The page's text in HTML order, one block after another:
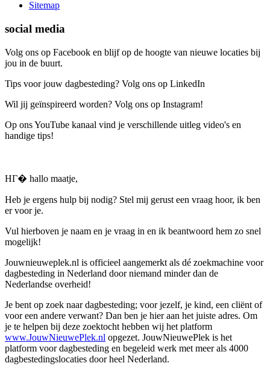
Sitemap
social media
Volg ons op Facebook en blijf op de hoogte van nieuwe locaties bij
jou in de buurt.
Tips voor jouw dagbesteding? Volg ons op LinkedIn
Wil jij geïnspireerd worden? Volg ons op Instagram!
Op ons YouTube kanaal vind je verschillende uitleg video's en
handige tips!
HГ� hallo maatje,
Heb je ergens hulp bij nodig? Stel mij gerust een vraag hoor, ik ben
er voor je.
Vul hierboven je naam en je vraag in en ik beantwoord hem zo snel
mogelijk!
Jouwnieuweplek.nl is officieel aangemerkt als dé zoekmachine voor
dagbesteding in Nederland door niemand minder dan de
Nederlandse overheid!
Je bent op zoek naar dagbesteding; voor jezelf, je kind, een cliënt of
voor een andere verwant? Dan ben je hier aan het juiste adres. Om
je te helpen bij deze zoektocht hebben wij het platform
www.JouwNieuwePlek.nl opgezet. JouwNieuwePlek is het
platform voor dagbesteding en begeleid werk met meer als 4000
dagbestedingslocaties door heel Nederland.